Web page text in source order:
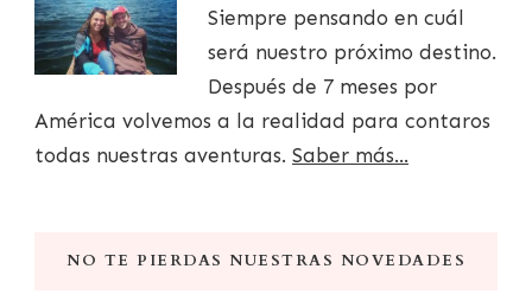
Siempre pensando en cuál
será nuestro próximo destino.
Después de 7 meses por
América volvemos a la realidad para contaros
todas nuestras aventuras. Saber más...
NO TE PIERDAS NUESTRAS NOVEDADES